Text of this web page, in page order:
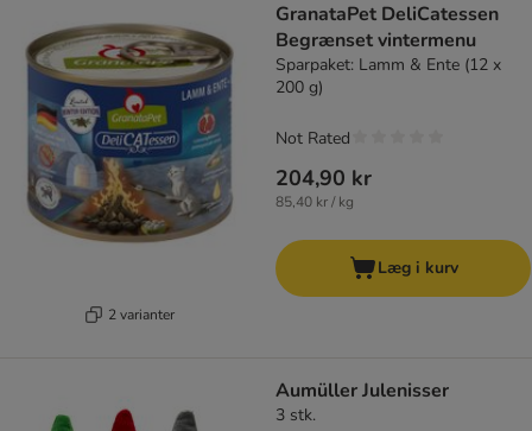
2 varianter
GranataPet DeliCatessen
Begrænset vintermenu
Sparpaket: Lamm & Ente (12 x
200 g)
204,90 kr
85,40 kr / kg
Not Rated
Læg i kurv
Aumüller Julenisser
3 stk.